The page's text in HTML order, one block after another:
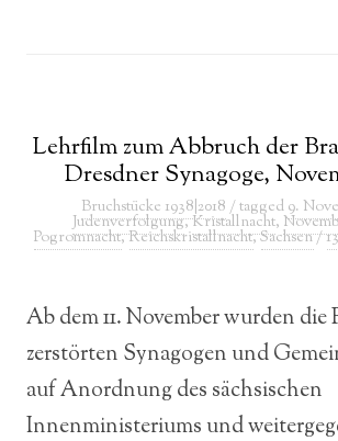
Lehrfilm zum Abbruch der
Dresdner Synagoge,
Bruchstücke 1938|2018 / tagged 9.
Judenverfolgung,Kristallnacht,
Pogromnacht,Reichskristallnacht,Sachsen/
Ab dem 11. November wurden die
zerstörten Synagogen und
auf Anordnung des sächsischen
Innenministeriums und